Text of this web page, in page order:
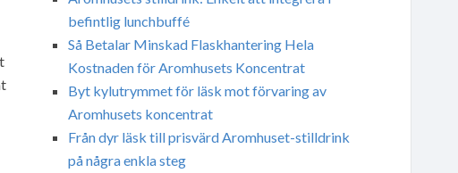
befintlig lunchbuffé
Så Betalar Minskad Flaskhantering Hela
Kostnaden för Aromhusets Koncentrat
Byt kylutrymmet för läsk mot förvaring av
Aromhusets koncentrat
Från dyr läsk till prisvärd Aromhuset-stilldrink
på några enkla steg